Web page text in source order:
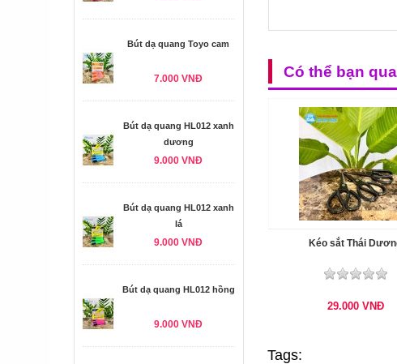
Bút dạ quang Toyo cam
7.000 VNĐ
Bút dạ quang HL012 xanh
dương
9.000 VNĐ
Bút dạ quang HL012 xanh
lá
9.000 VNĐ
Bút dạ quang HL012 hồng
9.000 VNĐ
Có thể bạn
Kéo sắt Thái
29.000 VNĐ
Tags: